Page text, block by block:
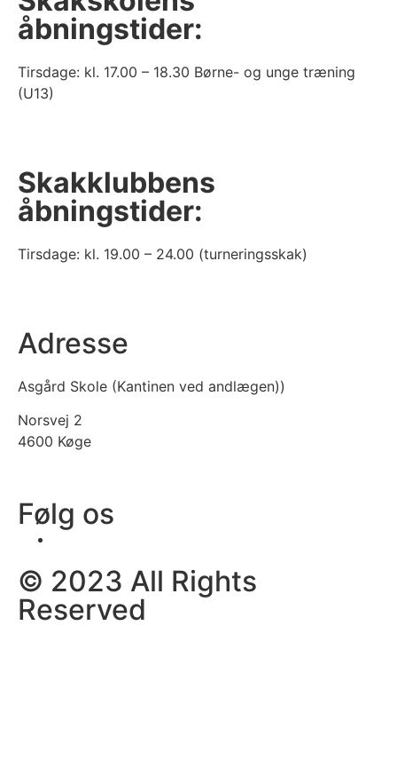
åbningstider:
Tirsdage: kl. 17.00 – 18.30 Børne- og unge træning
(U13)
Skakklubbens
åbningstider:
Tirsdage: kl. 19.00 – 24.00 (turneringsskak)
Adresse
Asgård Skole (Kantinen ved andlægen))
Norsvej 2
4600 Køge
Følg os
© 2023 All Rights
Reserved